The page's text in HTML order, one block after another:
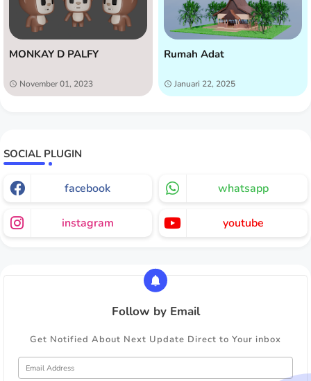
MONKAY D PALFY
November 01, 2023
Rumah Adat
Januari 22, 2025
SOCIAL PLUGIN
facebook whatsapp
instagram youtube
Follow by Email
Get Notified About Next Update Direct to Your inbox